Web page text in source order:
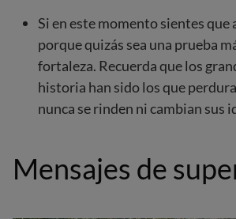
Si en este momento sientes que
porque quizás sea una prueba
fortaleza. Recuerda que los
historia han sido los que
nunca se rinden ni cambian sus
Mensajes de